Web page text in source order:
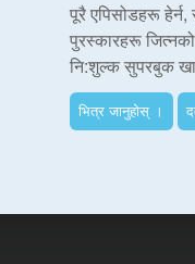
सुपरबुक बाइबल एप
पूरै एपिसोडहरू
पुरस्कारहरू
नि:शुल्क सुपरबुक
भित्र जानुहोस् ।